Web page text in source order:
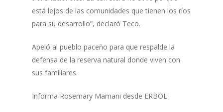
está lejos de las comunidades que tienen los ríos
para su desarrollo”, declaró Teco.
Apeló al pueblo paceño para que respalde la
defensa de la reserva natural donde viven con
sus familiares.
Informa Rosemary Mamani desde ERBOL: